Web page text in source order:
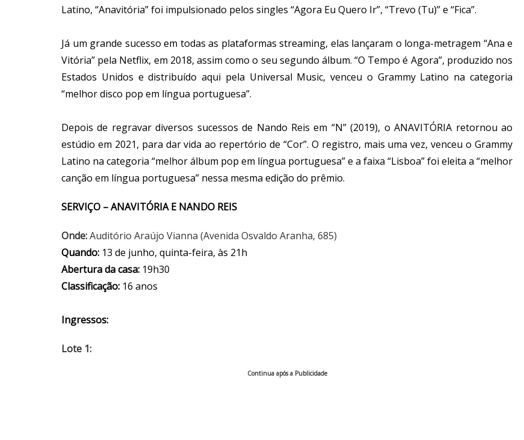
Latino, “Anavitória” foi impulsionado pelos singles “Agora Eu Quero Ir”, “Trevo (Tu)” e “Fica”.
Já um grande sucesso em todas as plataformas streaming, elas lançaram o longa-metragem “Ana e
Vitória” pela Netflix, em 2018, assim como o seu segundo álbum. “O Tempo é Agora”, produzido nos
Estados Unidos e distribuído aqui pela Universal Music, venceu o Grammy Latino na categoria
“melhor disco pop em língua portuguesa”.
Depois de regravar diversos sucessos de Nando Reis em “N” (2019), o ANAVITÓRIA retornou ao
estúdio em 2021, para dar vida ao repertório de “Cor”. O registro, mais uma vez, venceu o Grammy
Latino na categoria “melhor álbum pop em língua portuguesa” e a faixa “Lisboa” foi eleita a “melhor
canção em língua portuguesa” nessa mesma edição do prêmio.
SERVIÇO – ANAVITÓRIA E NANDO REIS
Onde:Auditório Araújo Vianna (Avenida Osvaldo Aranha, 685)
Quando: 13 de junho, quinta-feira, às 21h
Abertura da casa: 19h30
Classificação: 16 anos
Ingressos:
Lote 1:
Continua após a Publicidade